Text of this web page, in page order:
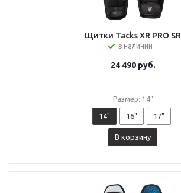
Щитки Tacks XR PRO SR
в наличии
24 490руб.
Размер: 14"
14" 16" 17"
В корзину